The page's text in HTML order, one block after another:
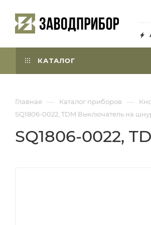
КАТАЛОГ
Главная — Каталог приборов —
SQ1806-0022, TDM Выключатель на
SQ1806-0022,